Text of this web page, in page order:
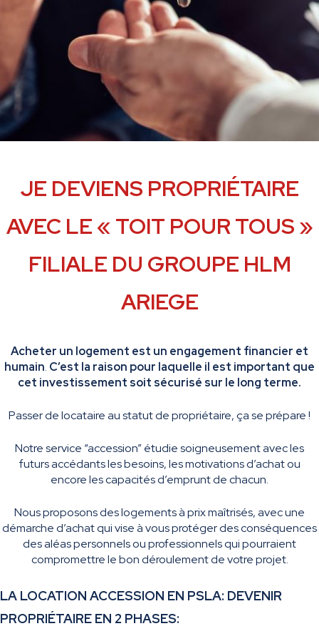
JE DEVIENS PROPRIÉTAIRE
AVEC LE « TOIT POUR TOUS »
FILIALE DU GROUPE HLM
ARIEGE
Acheter un logement est un engagement financier et
humain. C’est la raison pour laquelle il est important que
cet investissement soit sécurisé sur le long terme.
Passer de locataire au statut de propriétaire, ça se prépare !
Notre service “accession” étudie soigneusement avec les
futurs accédants les besoins, les motivations d’achat ou
encore les capacités d’emprunt de chacun.
Nous proposonsdes logements à prix maîtrisés, avec une
démarche d’achat qui vise à vous protéger des conséquences
des aléas personnels ou professionnels qui pourraient
compromettre le bon déroulement de votre projet.
LA LOCATION ACCESSION EN PSLA: DEVENIR
PROPRIÉTAIRE EN 2 PHASES: